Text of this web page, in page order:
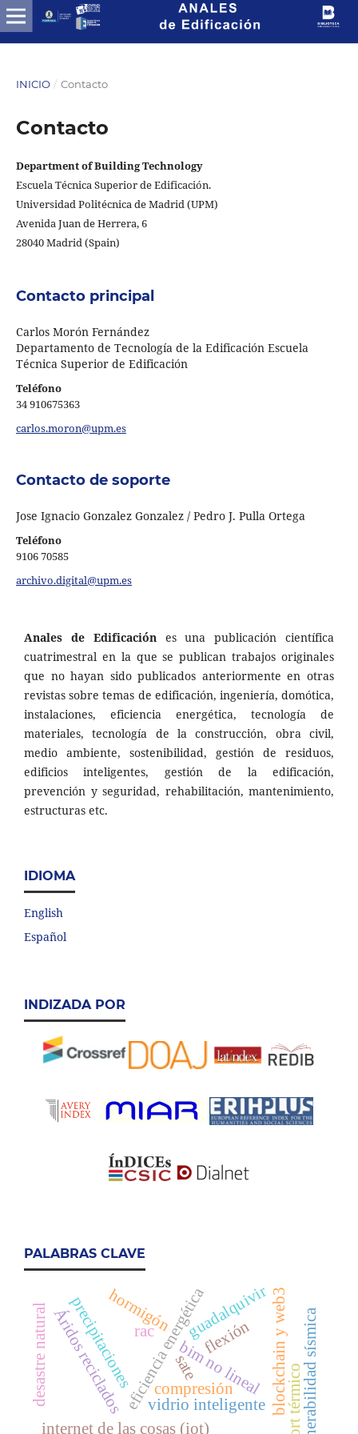
INICIO / Contacto
Contacto
Department of Building Technology
Escuela Técnica Superior de Edificación.
Universidad Politécnica de Madrid (UPM)
Avenida Juan de Herrera, 6
28040 Madrid (Spain)
Contacto principal
Carlos Morón Fernández
Departamento de Tecnología de la Edificación Escuela
Técnica Superior de Edificación
Teléfono
34 910675363
carlos.moron@upm.es
Contacto de soporte
Jose Ignacio Gonzalez Gonzalez / Pedro J. Pulla Ortega
Teléfono
9106 70585
archivo.digital@upm.es
Anales de Edificación es una publicación científica
cuatrimestral en la que se publican trabajos originales
que no hayan sido publicados anteriormente en otras
revistas sobre temas de edificación, ingeniería, domótica,
instalaciones, eficiencia energética, tecnología de
materiales, tecnología de la construcción, obra civil,
medio ambiente, sostenibilidad, gestión de residuos,
edificios inteligentes, gestión de la edificación,
prevención y seguridad, rehabilitación, mantenimiento,
estructuras etc.
IDIOMA
English
Español
INDIZADA POR
PALABRAS CLAVE
vidrio inteligente
eficiencia energética
internet de las cosas (iot)
bim no lineal blockchain y web3
hormigón
Áridos reciclados rac
compresión
flexión
sate vulnerabilidad sísmica
precipitaciones
desastre natural guadalquivir